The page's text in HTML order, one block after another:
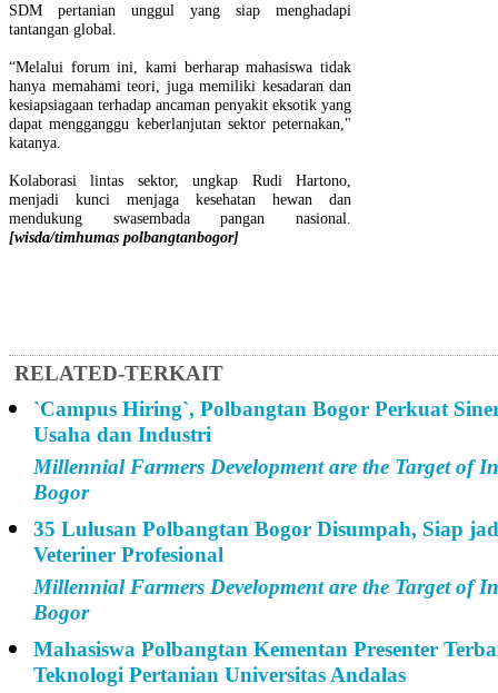
SDM pertanian unggul yang siap menghadapi
tantangan global.
“Melalui forum ini, kami berharap mahasiswa tidak
hanya memahami teori, juga memiliki kesadaran dan
kesiapsiagaan terhadap ancaman penyakit eksotik yang
dapat mengganggu keberlanjutan sektor peternakan,"
katanya.
Kolaborasi lintas sektor, ungkap Rudi Hartono,
menjadi kunci menjaga kesehatan hewan dan
mendukung swasembada pangan nasional.
[wisda/timhumas polbangtanbogor]
RELATED-TERKAIT
`Campus Hiring`, Polbangtan Bogor Perkuat
Usaha dan Industri
Millennial Farmers Development are the Target of
Bogor
35 Lulusan Polbangtan Bogor Disumpah, Siap
Veteriner Profesional
Millennial Farmers Development are the Target of
Bogor
Mahasiswa Polbangtan Kementan Presenter
Teknologi Pertanian Universitas Andalas